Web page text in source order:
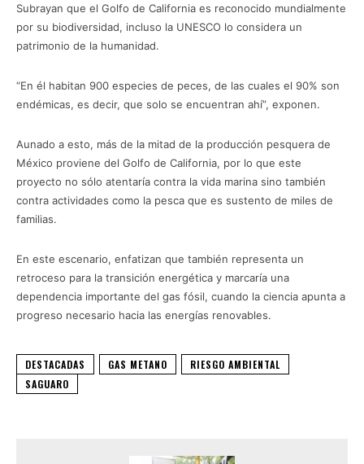
Subrayan que el Golfo de California es reconocido mundialmente
por su biodiversidad, incluso la UNESCO lo considera un
patrimonio de la humanidad.
“En él habitan 900 especies de peces, de las cuales el 90% son
endémicas, es decir, que solo se encuentran ahí”, exponen.
Aunado a esto, más de la mitad de la producción pesquera de
México proviene del Golfo de California, por lo que este
proyecto no sólo atentaría contra la vida marina sino también
contra actividades como la pesca que es sustento de miles de
familias.
En este escenario, enfatizan que también representa un
retroceso para la transición energética y marcaría una
dependencia importante del gas fósil, cuando la ciencia apunta a
progreso necesario hacia las energías renovables.
DESTACADAS GAS METANO
RIESGO AMBIENTAL
SAGUARO